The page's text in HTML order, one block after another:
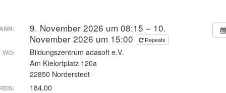
9. November 2026 um 08:15 – 10.
November 2026 um 15:00
Repeats
WO:
Bildungszentrum adasoft e.V.
Am Kielortplatz 120a
22850 Norderstedt
184,00